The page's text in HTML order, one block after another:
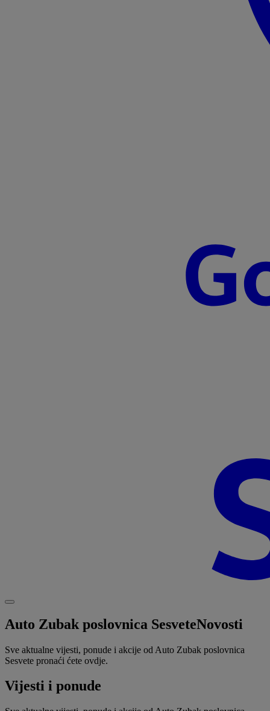
Auto Zubak poslovnica SesveteNovosti
Sve aktualne vijesti, ponude i akcije od Auto Zubak poslovnica
Sesvete pronaći ćete ovdje.
Vijesti i ponude